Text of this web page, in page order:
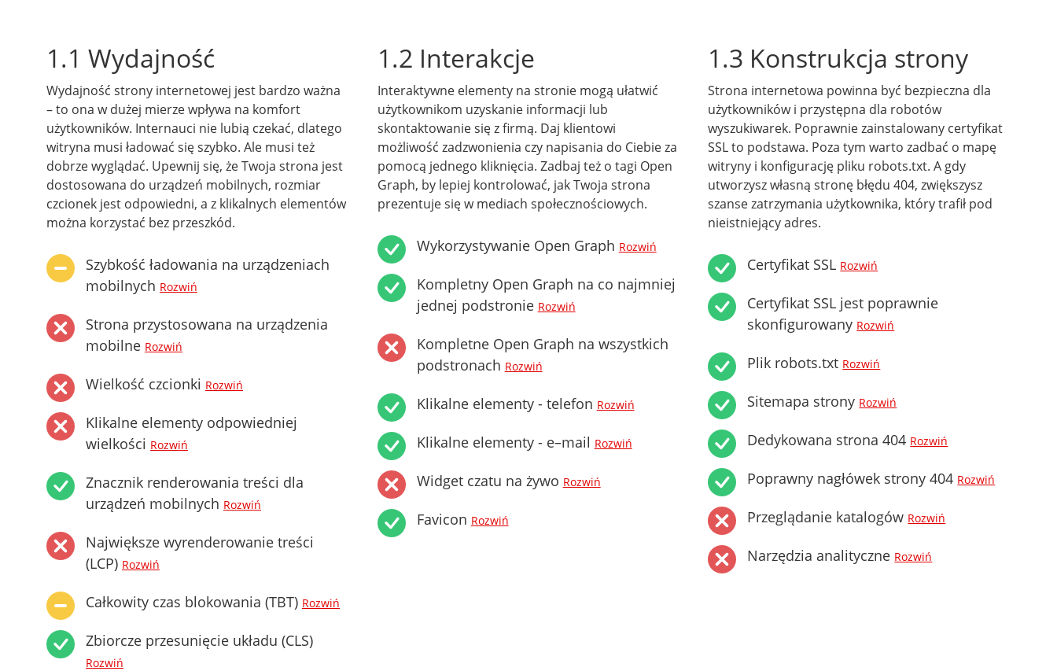
1.1 Wydajność
Wydajność strony internetowej jest bardzo ważna
– to ona w dużej mierze wpływa na komfort
użytkowników. Internauci nie lubią czekać, dlatego
witryna musi ładować się szybko. Ale musi też
dobrze wyglądać. Upewnij się, że Twoja strona jest
dostosowana do urządzeń mobilnych, rozmiar
czcionek jest odpowiedni, a z klikalnych elementów
można korzystać bez przeszkód.
Szybkość ładowania na urządzeniach
mobilnych Rozwiń
Strona przystosowana na urządzenia
mobilne Rozwiń
Wielkość czcionki Rozwiń
Klikalne elementy odpowiedniej
wielkości Rozwiń
Znacznik renderowania treści dla
urządzeń mobilnych Rozwiń
Największe wyrenderowanie treści
(LCP) Rozwiń
Całkowity czas blokowania (TBT) Rozwiń
Zbiorcze przesunięcie układu (CLS)
Rozwiń
1.2 Interakcje
Interaktywne elementy na stronie mogą ułatwić
użytkownikom uzyskanie informacji lub
skontaktowanie się z firmą. Daj klientowi
możliwość zadzwonienia czy napisania do Ciebie za
pomocą jednego kliknięcia. Zadbaj też o tagi Open
Graph, by lepiej kontrolować, jak Twoja strona
prezentuje się w mediach społecznościowych.
Wykorzystywanie Open Graph Rozwiń
Kompletny Open Graph na co najmniej
jednej podstronie Rozwiń
Kompletne Open Graph na wszystkich
podstronach Rozwiń
Klikalne elementy - telefon Rozwiń
Klikalne elementy - e–mail Rozwiń
Widget czatu na żywo Rozwiń
Favicon Rozwiń
1.3 Konstrukcja strony
Strona internetowa powinna być bezpieczna dla
użytkowników i przystępna dla robotów
wyszukiwarek. Poprawnie zainstalowany certyfikat
SSL to podstawa. Poza tym warto zadbać o mapę
witryny i konfigurację pliku robots.txt. A gdy
utworzysz własną stronę błędu 404, zwiększysz
szanse zatrzymania użytkownika, który trafił pod
nieistniejący adres.
Certyfikat SSL Rozwiń
Certyfikat SSL jest poprawnie
skonfigurowany Rozwiń
Plik robots.txt Rozwiń
Sitemapa strony Rozwiń
Dedykowana strona 404 Rozwiń
Poprawny nagłówek strony 404 Rozwiń
Przeglądanie katalogów Rozwiń
Narzędzia analityczne Rozwiń